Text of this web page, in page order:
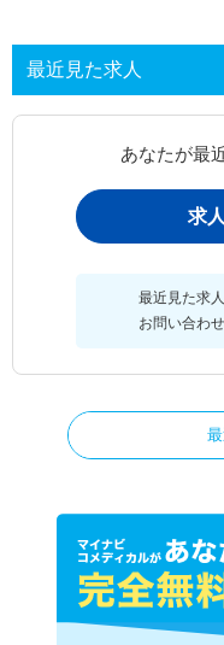
最近見た求人
あなたが最
求
最近見た求
お問い合わ